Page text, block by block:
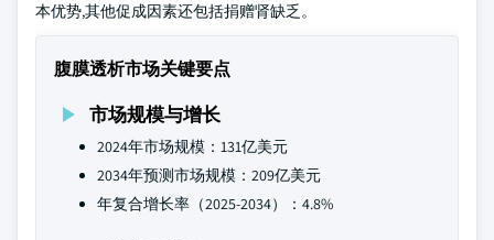
本优势,其他促成因素还包括捐赠肾缺乏。
腹膜透析市场关键要点
市场规模与增长
2024年市场规模：131亿美元
2034年预测市场规模：209亿美元
年复合增长率（2025-2034）：4.8%